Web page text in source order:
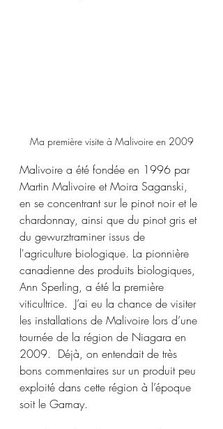
Ma première visite à Malivoire en 2009
Malivoire a été fondée en 1996 par
Martin Malivoire et Moira Saganski,
en se concentrant sur le pinot noir et le
chardonnay, ainsi que du pinot gris et
du gewurztraminer issus de
l'agriculture biologique. La pionnière
canadienne des produits biologiques,
Ann Sperling, a été la première
viticultrice.  J’ai eu la chance de visiter
les installations de Malivoire lors d’une
tournée de la région de Niagara en
2009.  Déjà, on entendait de très
bons commentaires sur un produit peu
exploité dans cette région à l’époque
soit le Gamay.